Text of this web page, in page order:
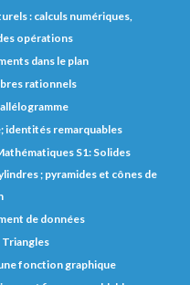
: calculs numériques,
opérations
dans le plan
rationnels
identités remarquables
S1: Solides
; pyramides et cônes de
de données
Triangles
fonction graphique